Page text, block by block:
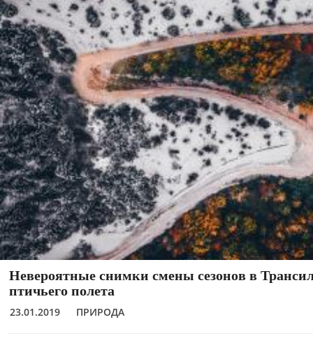
Невероятные снимки смены сезонов в
птичьего полета
23.01.2019 ПРИРОДА